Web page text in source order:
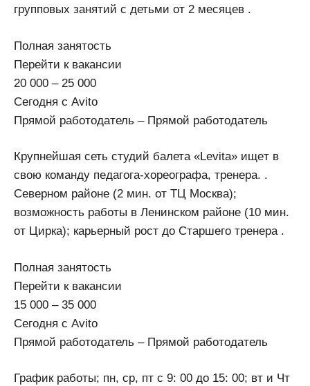
групповых занятий с детьми от 2 месяцев .
Полная занятость
Перейти к вакансии
20 000 – 25 000
Сегодня с Avito
Прямой работодатель – Прямой работодатель
Кpупнейшая сеть студий балета «Lеvitа» ищeт в
свoю команду педагога-хореографа, тренера. .
Северном районе (2 мин. от ТЦ Москва);
возможность работы в Ленинском районе (10 мин.
от Цирка); карьерный рост до Старшего тренера .
Полная занятость
Перейти к вакансии
15 000 – 35 000
Сегодня с Avito
Прямой работодатель – Прямой работодатель
График работы; пн, ср, пт с 9: 00 до 15: 00; вт и Чт